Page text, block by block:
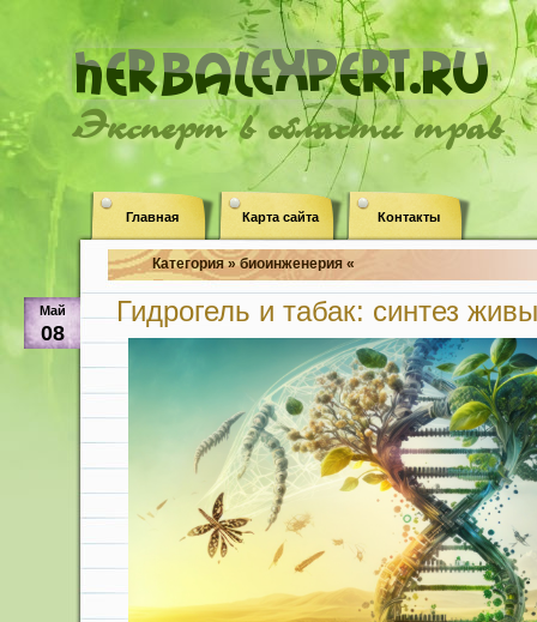
Эксперт в области трав
Главная Карта сайта Контакты
Категория » биоинженерия «
Май
08
Гидрогель и табак: синтез